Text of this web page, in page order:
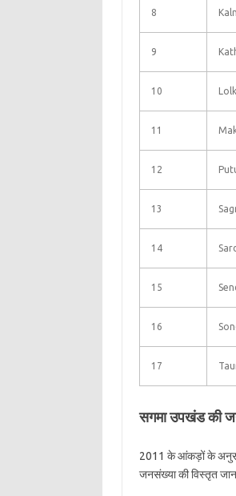
8
9
10
11
12
13
14
15
16
17
सगमा उपखंड की
2011 के आंकड़ों के
जनसंख्या की विस्तृत